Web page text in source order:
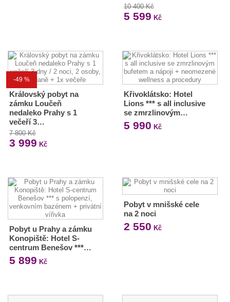
10 400 Kč
5 599 Kč
-49 %
Královský pobyt na
zámku Loučeň
nedaleko Prahy s 1
večeří 3…
7 800 Kč
3 999 Kč
Křivoklátsko: Hotel
Lions *** s all inclusive
se zmrzlinovým…
5 990 Kč
Pobyt u Prahy a zámku
Konopiště: Hotel S-
centrum Benešov ***…
5 899 Kč
Pobyt v mnišské cele
na 2 noci
2 550 Kč